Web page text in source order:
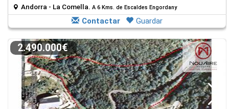
Andorra - La Comella. A 6 Kms. de Escaldes Engordany
Contactar Guardar
2.490.000€